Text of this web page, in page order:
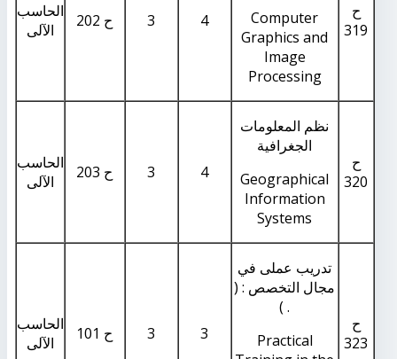
ح
319
Computer
Graphics and
Image
Processing
4
3 ح 202
الحاسب
الآلى
ح
320
نظم المعلومات
الجغرافية
Geographical
Information
Systems
4
3 ح 203
الحاسب
الآلى
ح
323
تدريب عملى في
مجال التخصص : (
. )
Practical
3
3 ح 101
الحاسب
الآلى